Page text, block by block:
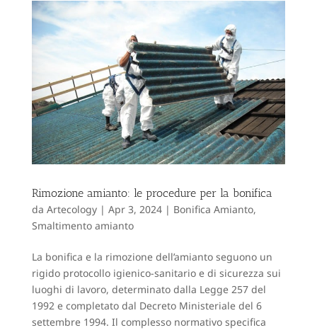
Rimozione amianto: le procedure per la bonifica
da Artecology| Apr 3, 2024| Bonifica Amianto,
Smaltimento amianto
La bonifica e la rimozione dell’amianto seguono un
rigido protocollo igienico-sanitario e di sicurezza sui
luoghi di lavoro, determinato dalla Legge 257 del
1992 e completato dal Decreto Ministeriale del 6
settembre 1994. Il complesso normativo specifica